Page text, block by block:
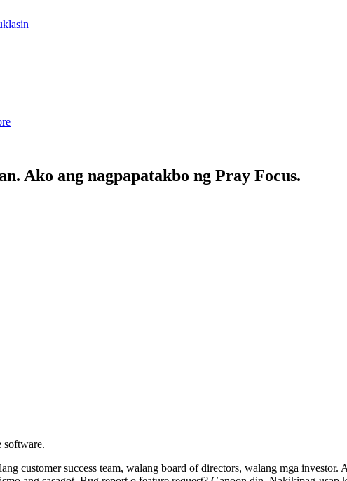
Ako ang nagpapatakbo ng Pray Focus.
software.
customer success team, walang board of directors, walang mga